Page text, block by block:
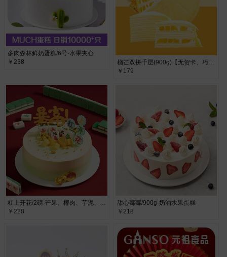
多肉森林鲜奶蛋糕/6号·水果夹心
￥238
榴芒双拼千层(900g)【无贺卡、巧克力牌、蜡烛、生日帽】·
￥179
杠上开花/2磅·芒果、椰肉、芋泥、巧克力
￥228
甜心莓莓/900g·奶油水果蛋糕
￥218